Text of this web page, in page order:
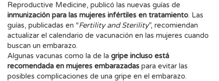
Reproductive Medicine, publicó las nuevas guías de
inmunización para las mujeres infértiles en tratamiento. Las
guías, publicadas en “Fertility and Sterility”, recomiendan
actualizar el calendario de vacunación en las mujeres cuando
buscan un embarazo.
Algunas vacunas como la de la gripe incluso está
recomendada en mujeres embarazadas para evitar las
posibles complicaciones de una gripe en el embarazo.